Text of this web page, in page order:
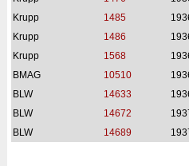
Krupp
1485
Krupp
1486
Krupp
1568
BMAG
10510
BLW
14633
BLW
14672
BLW
14689